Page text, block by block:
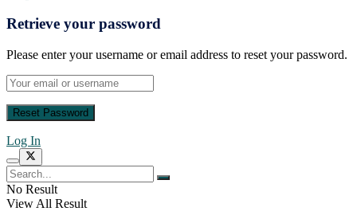
Retrieve your password
Please enter your username or email address to reset your password.
Log In
No Result
View All Result